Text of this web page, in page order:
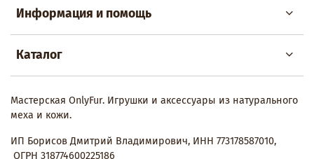
Информация и помощь
Каталог
Мастерская OnlyFur. Игрушки и аксессуары из натурального
меха и кожи.
ИП Борисов Дмитрий Владимирович, ИНН 773178587010,
ОГРН 318774600225186